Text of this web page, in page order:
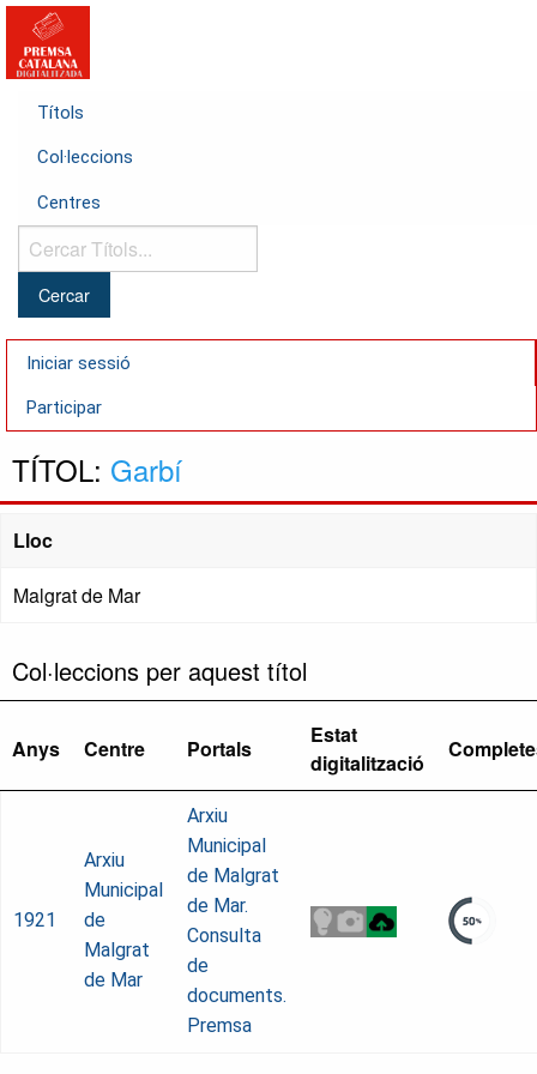
Títols
Col·leccions
Centres
Cercar
Títols...
Iniciar sessió
Participar
TÍTOL: Garbí
Lloc
Malgrat de Mar
Col·leccions per aquest títol
Anys Centre Portals
Estat
digitalització
1921
Arxiu
Municipal
de
Malgrat
de Mar
Arxiu
Municipal
de Malgrat
de Mar.
Consulta
de
documents.
Premsa